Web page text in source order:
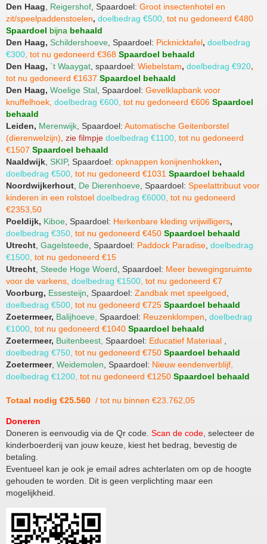
Den Haag Reigershof , Spaardoel: Groot insectenhotel en
zit/speelpaddenstoelen, doelbedrag €500 , tot nu gedoneerd €480
Spaardoel bijna behaald
Den Haag, Schildershoeve , Spaardoel: Picknicktafel, doelbedrag
€300 , tot nu gedoneerd €368 Spaardoel behaald
Den Haag, `t Waaygat , spaardoel: Wiebelstam, doelbedrag €920,
tot nu gedoneerd €1637 Spaardoel behaald
Den Haag, Woelige Stal , Spaardoel: Gevelklapbank voor
knuffelhoek, doelbedrag €600 tot nu gedoneerd €606 Spaardoel
behaald
Leiden, Merenwijk , Spaardoel: Automatische Geitenborstel
(dierenwelzijn) , zie filmpje doelbedrag €1100 , tot nu gedoneerd
€1507 Spaardoel behaald
Naaldwijk SKIP, Spaardoel: opknappen konijnenhokken,
doelbedrag €500 , tot nu gedoneerd €1031 Spaardoel behaald
Noordwijkerhout De Dierenhoeve , Spaardoel: Speelattribuut voor
kinderen in een rolstoel doelbedrag €6000 , tot nu gedoneerd
€2353,50
Poeldijk, Kiboe , Spaardoel: Herkenbare kleding vrijwilligers,
doelbedrag €350 , tot nu gedoneerd €450 Spaardoel behaald
Utrecht Gagelsteede , Spaardoel: Paddock Paradise doelbedrag
€1500 , tot nu gedoneerd €15
Utrecht Steede Hoge Woerd , Spaardoel: Meer bewegingsruimte
voor de varkens, doelbedrag €1500 , tot nu gedoneerd €7
Voorburg, Essesteijn , Spaardoel: Zandbak met speelgoed
doelbedrag €500 , tot nu gedoneerd €725 Spaardoel behaald
Zoetermeer, Balijhoeve, Spaardoel: Reuzenklompen doelbedrag
€1000 , tot nu gedoneerd €1040 Spaardoel behaald
Zoetermeer, Buitenbeest, Spaardoel: Educatief Materiaal
doelbedrag €750 , tot nu gedoneerd €750 Spaardoel behaald
Zoetermeer, Weidemolen , Spaardoel: Nieuw eendenverblijf,
doelbedrag €1200 , tot nu gedoneerd €1250 Spaardoel behaald
Totaal nodig €25.560 / tot nu binnen €23.762,05
Doneren
Doneren is eenvoudig via de Qr code. Scan de code , selecteer de
kinderboerderij van jouw keuze, kiest het bedrag, bevestig de
betaling.
Eventueel kan je ook je email adres achterlaten om op de hoogte
gehouden te worden. Dit is geen verplichting maar een
mogelijkheid.